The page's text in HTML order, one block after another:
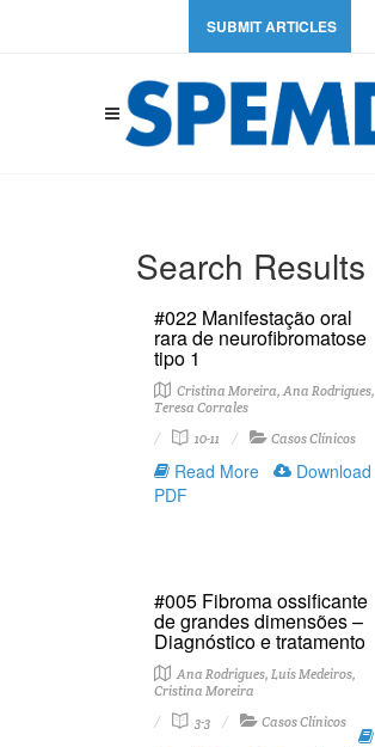
SUBMIT ARTICLES
Search Results
#022 Manifestação oral
rara de neurofibromatose
tipo 1
Cristina Moreira, Ana Rodrigues,
Teresa Corrales
10-11
Casos Clínicos
Read More
Download
PDF
#005 Fibroma ossificante
de grandes dimensões –
Diagnóstico e tratamento
Ana Rodrigues, Luís Medeiros,
Cristina Moreira
3-3
Casos Clínicos